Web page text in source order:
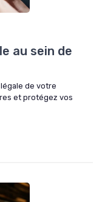
au sein de
de votre
et protégez vos